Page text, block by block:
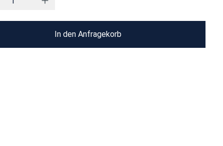
In den Anfragekorb